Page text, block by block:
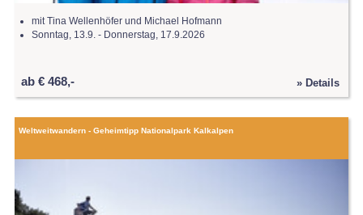
mit Tina Wellenhöfer und Michael Hofmann
Sonntag, 13.9. - Donnerstag, 17.9.2026
ab € 468,- » Details
Weltweitwandern - Geheimtipp Nationalpark Kalkalpen